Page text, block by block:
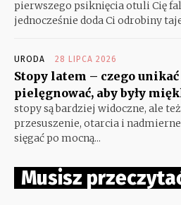
pierwszego psiknięcia otuli Cię
jednocześnie doda Ci odrobiny
URODA 28 LIPCA 2026
Stopy latem – czego
pielęgnować, aby były
stopy są bardziej widoczne, ale
przesuszenie, otarcia i
sięgać po mocną...
Musisz